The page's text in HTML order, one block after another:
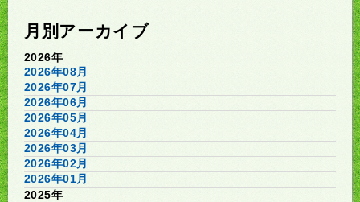
月別アーカイブ
2026年
2026年08月
2026年07月
2026年06月
2026年05月
2026年04月
2026年03月
2026年02月
2026年01月
2025年